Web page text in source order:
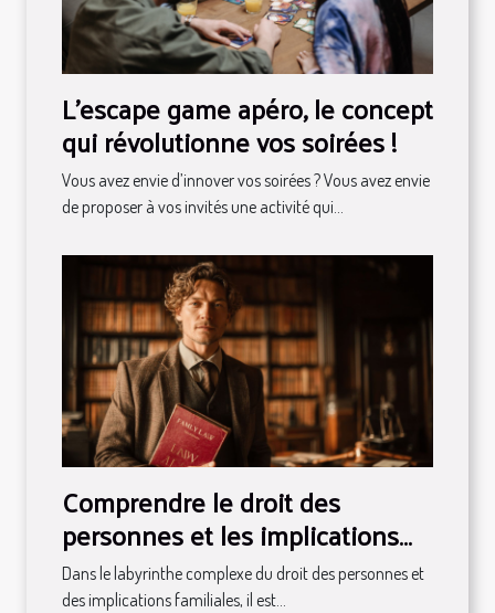
L’escape game apéro, le concept
qui révolutionne vos soirées !
Vous avez envie d’innover vos soirées ? Vous avez envie
de proposer à vos invités une activité qui...
Comprendre le droit des
personnes et les implications
familiales
Dans le labyrinthe complexe du droit des personnes et
des implications familiales, il est...